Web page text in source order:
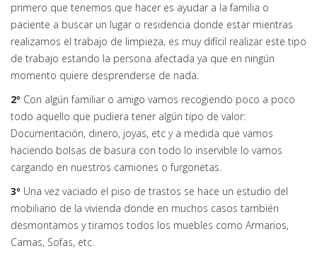
primero que tenemos que hacer es ayudar a la familia o
paciente a buscar un lugar o residencia donde estar mientras
realizamos el trabajo de limpieza, es muy difícil realizar este tipo
de trabajo estando la persona afectada ya que en ningún
momento quiere desprenderse de nada.
2º Con algún familiar o amigo vamos recogiendo poco a poco
todo aquello que pudiera tener algún tipo de valor:
Documentación, dinero, joyas, etc y a medida que vamos
haciendo bolsas de basura con todo lo inservible lo vamos
cargando en nuestros camiones o furgonetas.
3º Una vez vaciado el piso de trastos se hace un estudio del
mobiliario de la vivienda donde en muchos casos también
desmontamos y tiramos todos los muebles como Armarios,
Camas, Sofas, etc.